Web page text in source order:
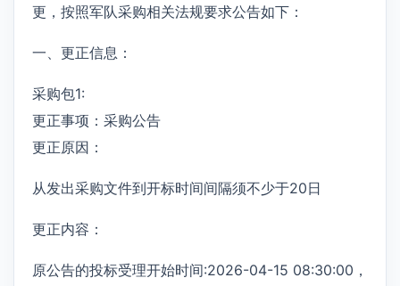
更，按照军队采购相关法规要求公告如下：
一、更正信息：
采购包1:
更正事项：采购公告
更正原因：
从发出采购文件到开标时间间隔须不少于20日
更正内容：
原公告的投标受理开始时间:2026-04-15 08:30:00，